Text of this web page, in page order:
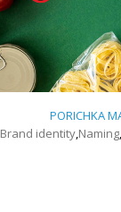
PORICHKA
Brand identity,Naming,